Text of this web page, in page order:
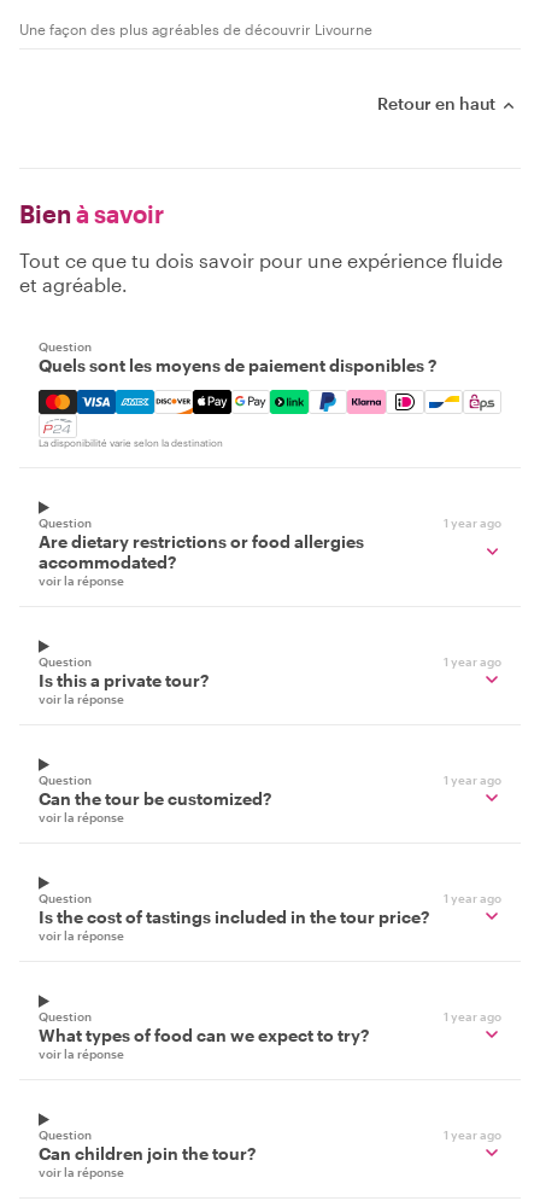
Une façon des plus agréables de découvrir Livourne
Retour en haut
Bien à savoir
Tout ce que tu dois savoir pour une expérience fluide
et agréable.
Question
Quels sont les moyens de paiement disponibles ?
Mastercard, Visa, Amex, Discover, Apple Pay, Google
La disponibilité varie selon la destination
Question 1 year ago
Are dietary restrictions or food allergies
accommodated?
voir la réponse
Question 1 year ago
Is this a private tour?
voir la réponse
Question 1 year ago
Can the tour be customized?
voir la réponse
Question 1 year ago
Is the cost of tastings included in the tour price?
voir la réponse
Question 1 year ago
What types of food can we expect to try?
voir la réponse
Question 1 year ago
Can children join the tour?
voir la réponse